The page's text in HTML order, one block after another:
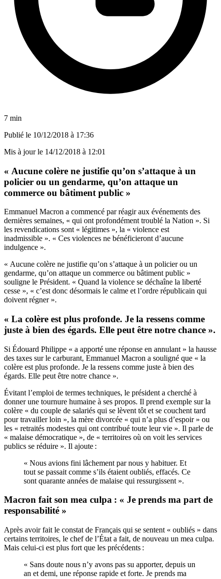
7 min
Publié le 10/12/2018 à 17:36
Mis à jour le 14/12/2018 à 12:01
« Aucune colère ne justifie qu’on s’attaque à un
policier ou un gendarme, qu’on attaque un
commerce ou bâtiment public »
Emmanuel Macron a commencé par réagir aux événements des
dernières semaines, « qui ont profondément troublé la Nation ». Si
les revendications sont « légitimes », la « violence est
inadmissible ». « Ces violences ne bénéficieront d’aucune
indulgence ».
« Aucune colère ne justifie qu’on s’attaque à un policier ou un
gendarme, qu’on attaque un commerce ou bâtiment public »
souligne le Président. « Quand la violence se déchaîne la liberté
cesse », « c’est donc désormais le calme et l’ordre républicain qui
doivent régner ».
« La colère est plus profonde. Je la ressens comme
juste à bien des égards. Elle peut être notre chance ».
Si Édouard Philippe « a apporté une réponse en annulant » la hausse
des taxes sur le carburant, Emmanuel Macron a souligné que « la
colère est plus profonde. Je la ressens comme juste à bien des
égards. Elle peut être notre chance ».
Évitant l’emploi de termes techniques, le président a cherché à
donner une tournure humaine à ses propos. Il prend exemple sur la
colère « du couple de salariés qui se lèvent tôt et se couchent tard
pour travailler loin », la mère divorcée « qui n’a plus d’espoir » ou
les « retraités modestes qui ont contribué toute leur vie ». Il parle de
« malaise démocratique », de « territoires où on voit les services
publics se réduire ». Il ajoute :
« Nous avions fini lâchement par nous y habituer. Et
tout se passait comme s’ils étaient oubliés, effacés. Ce
sont quarante années de malaise qui ressurgissent ».
Macron fait son mea culpa : « Je prends ma part de
responsabilité »
Après avoir fait le constat de Français qui se sentent « oubliés » dans
certains territoires, le chef de l’État a fait, de nouveau un mea culpa.
Mais celui-ci est plus fort que les précédents :
« Sans doute nous n’y avons pas su apporter, depuis un
an et demi, une réponse rapide et forte. Je prends ma